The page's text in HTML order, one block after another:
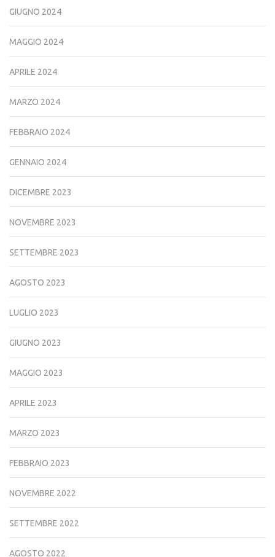
GIUGNO 2024
MAGGIO 2024
APRILE 2024
MARZO 2024
FEBBRAIO 2024
GENNAIO 2024
DICEMBRE 2023
NOVEMBRE 2023
SETTEMBRE 2023
AGOSTO 2023
LUGLIO 2023
GIUGNO 2023
MAGGIO 2023
APRILE 2023
MARZO 2023
FEBBRAIO 2023
NOVEMBRE 2022
SETTEMBRE 2022
AGOSTO 2022